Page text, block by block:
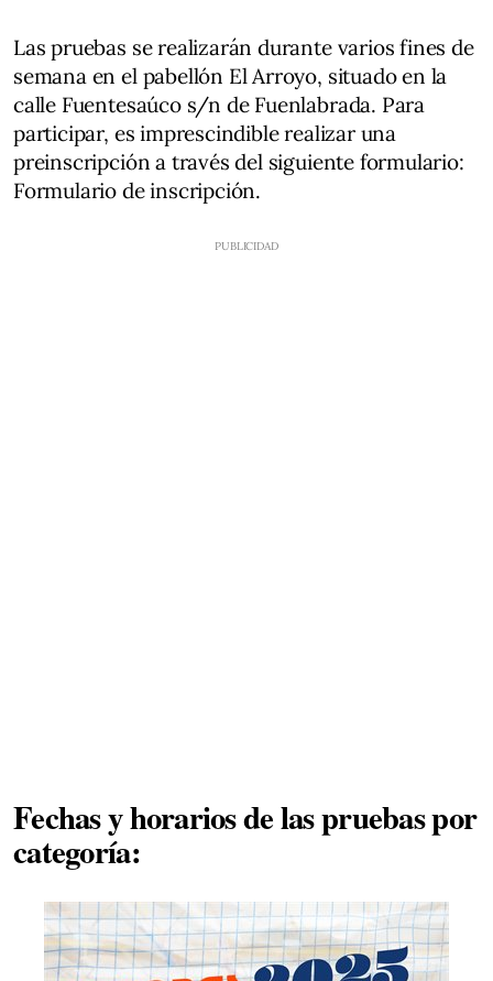
Las pruebas se realizarán durante varios fines de
semana en el pabellón El Arroyo, situado en la
calle Fuentesaúco s/n de Fuenlabrada. Para
participar, es imprescindible realizar una
preinscripción a través del siguiente formulario:
Formulario de inscripción.
Fechas y horarios de las pruebas por
categoría: